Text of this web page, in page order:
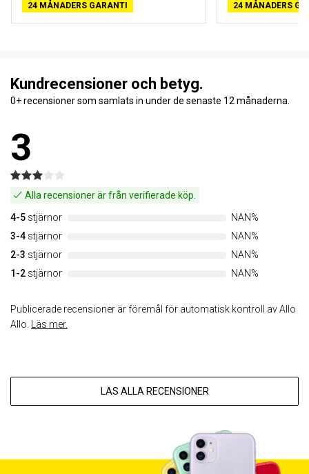
24 MÅNADERS GARANTI
24 MÅNADERS
Kundrecensioner och betyg.
0+ recensioner som samlats in under de senaste 12 månaderna.
3
Alla recensioner är från verifierade köp.
4-5 stjärnor
NAN%
3-4 stjärnor
NAN%
2-3 stjärnor
NAN%
1-2 stjärnor NAN%
Publicerade recensioner är föremål för automatisk kontroll av Allo
Allo. Läs mer.
LÄS ALLA RECENSIONER